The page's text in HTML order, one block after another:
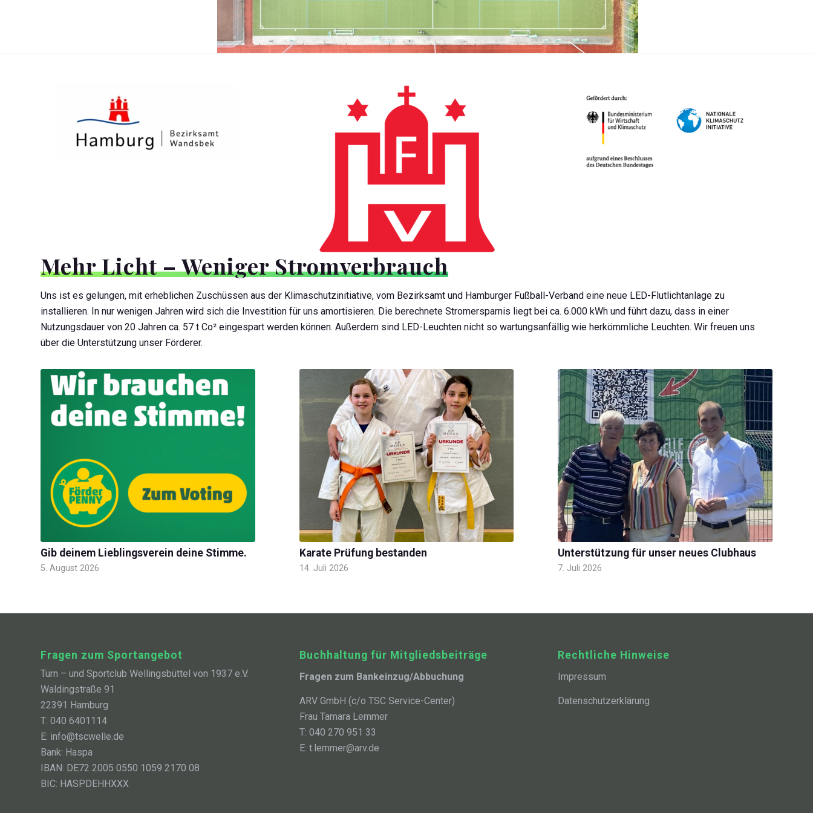
Mehr Licht – Weniger Stromverbrauch
Uns ist es gelungen, mit erheblichen Zuschüssen aus der Klimaschutzinitiative, vom Bezirksamt und Hamburger Fußball-Verband eine neue LED-Flutlichtanlage zu
installieren. In nur wenigen Jahren wird sich die Investition für uns amortisieren. Die berechnete Stromersparnis liegt bei ca. 6.000 kWh und führt dazu, dass in einer
Nutzungsdauer von 20 Jahren ca. 57 t Co² eingespart werden können. Außerdem sind LED-Leuchten nicht so wartungsanfällig wie herkömmliche Leuchten. Wir freuen uns
über die Unterstützung unser Förderer.
Gib deinem Lieblingsverein deine Stimme.
5. August 2026
Karate Prüfung bestanden
14. Juli 2026
Unterstützung für unser neues Clubhaus
7. Juli 2026
Fragen zum Sportangebot
Turn – und Sportclub Wellingsbüttel von 1937 e.V.
Waldingstraße 91
22391 Hamburg
T: 040 6401114
E: info@tscwelle.de
Bank: Haspa
IBAN: DE72 2005 0550 1059 2170 08
BIC: HASPDEHHXXX
Buchhaltung für Mitgliedsbeiträge
Fragen zum Bankeinzug/Abbuchung
ARV GmbH (c/o TSC Service-Center)
Frau Tamara Lemmer
T: 040 270 951 33
E: t.lemmer@arv.de
Rechtliche Hinweise
Impressum
Datenschutzerklärung